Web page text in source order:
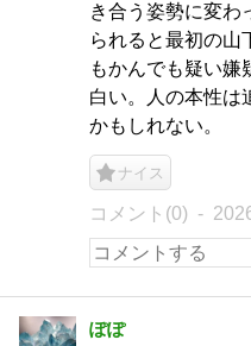
き合う姿勢に変わ
られると最初の山
もかんでも疑い嫌
白い。人の本性は
かもしれない。
ナイス
コメント(0)
ぽぽ